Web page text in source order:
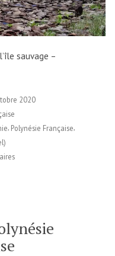
sauvage –
2020
Polynésie Française
sur